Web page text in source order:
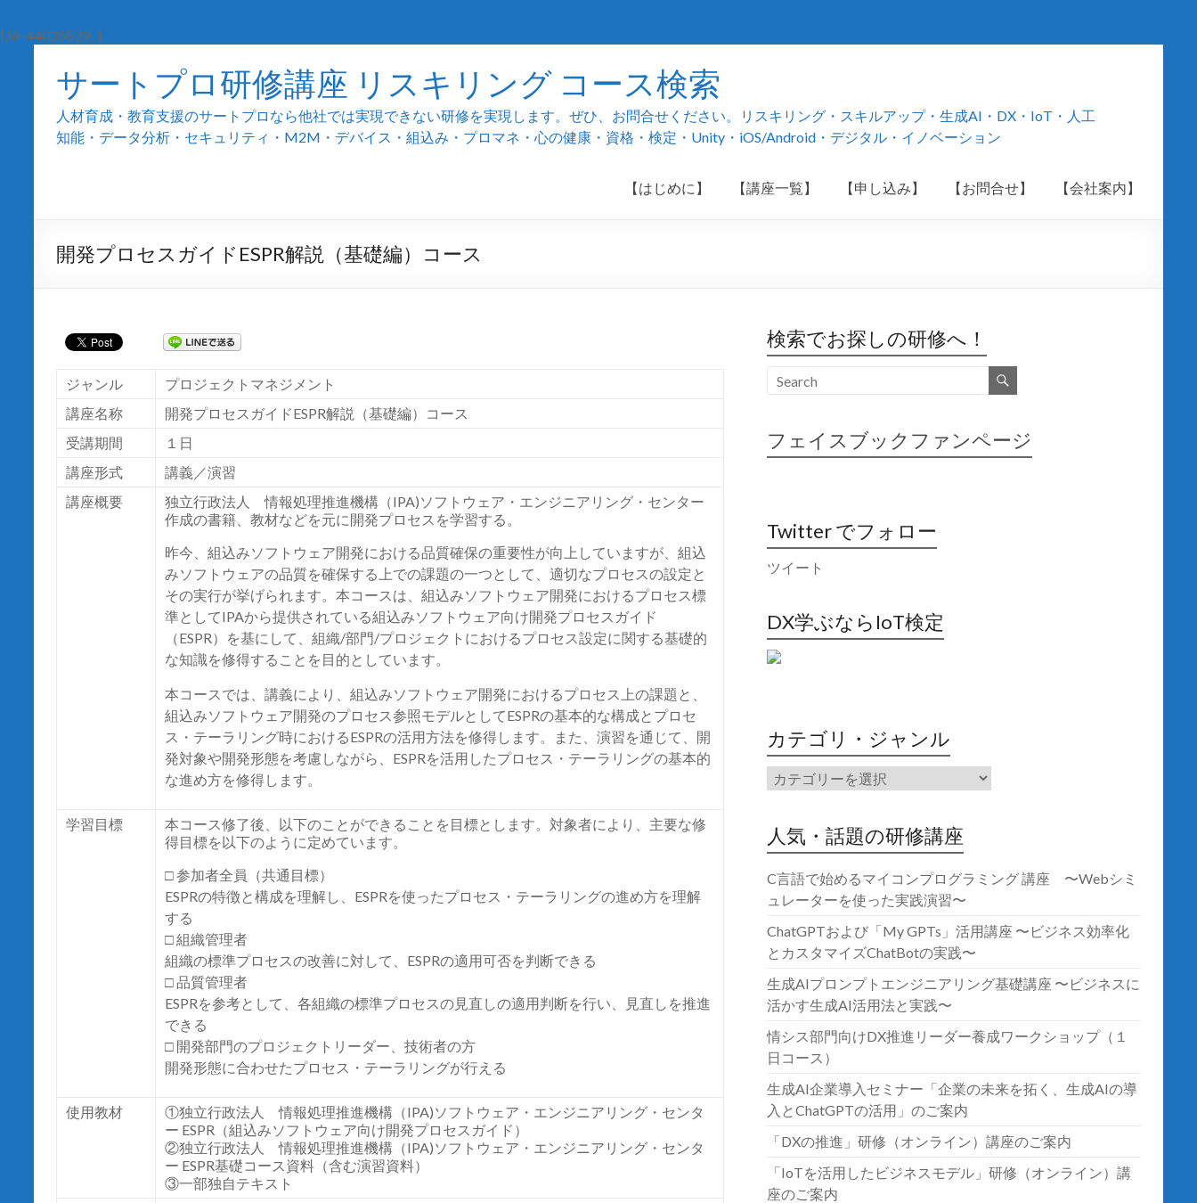
UA-44035539-1
サートプロ研修講座 リスキリング コース検索
人材育成・教育支援のサートプロなら他社では実現できない研修を実現します。ぜひ、お問合せください。リスキリング・スキルアップ・生成AI・DX・IoT・人工
知能・データ分析・セキュリティ・M2M・デバイス・組込み・プロマネ・心の健康・資格・検定・Unity・iOS/Android・デジタル・イノベーション
【はじめに】 【講座一覧】 【申し込み】 【お問合せ】 【会社案内】
開発プロセスガイドESPR解説（基礎編）コース
ジャンル
プロジェクトマネジメント
講座名称
開発プロセスガイドESPR解説（基礎編）コース
受講期間
１日
講座形式
講義／演習
講座概要
独立行政法人 情報処理推進機構（IPA)ソフトウェア・エンジニアリング・センター
作成の書籍、教材などを元に開発プロセスを学習する。
昨今、組込みソフトウェア開発における品質確保の重要性が向上していますが、組込
みソフトウェアの品質を確保する上での課題の一つとして、適切なプロセスの設定と
その実行が挙げられます。本コースは、組込みソフトウェア開発におけるプロセス標
準としてIPAから提供されている組込みソフトウェア向け開発プロセスガイド
（ESPR）を基にして、組織/部門/プロジェクトにおけるプロセス設定に関する基礎的
な知識を修得することを目的としています。
本コースでは、講義により、組込みソフトウェア開発におけるプロセス上の課題と、
組込みソフトウェア開発のプロセス参照モデルとしてESPRの基本的な構成とプロセ
ス・テーラリング時におけるESPRの活用方法を修得します。また、演習を通じて、開
発対象や開発形態を考慮しながら、 ESPRを活用したプロセス・テーラリングの基本的
な進め方を修得します。
学習目標
本コース修了後、以下のことができることを目標とします。対象者により、主要な修
得目標を以下のように定めています。
□ 参加者全員（共通目標）
ESPRの特徴と構成を理解し、ESPRを使ったプロセス・テーラリングの進め方を理解
する
□ 組織管理者
組織の標準プロセスの改善に対して、ESPRの適用可否を判断できる
□ 品質管理者
ESPRを参考として、各組織の標準プロセスの見直しの適用判断を行い、見直しを推進
できる
□ 開発部門のプロジェクトリーダー、技術者の方
開発形態に合わせたプロセス・テーラリングが行える
使用教材 ①独立行政法人 情報処理推進機構（IPA)ソフトウェア・エンジニアリング・センタ
ー ESPR （組込みソフトウェア向け開発プロセスガイド）
②独立行政法人 情報処理推進機構（IPA)ソフトウェア・エンジニアリング・センタ
ー ESPR基礎コース資料（含む演習資料）
③一部独自テキスト
検索でお探しの研修へ！
フェイスブックファンページ
Twitter でフォロー
ツイート
DX学ぶならIoT検定
カテゴリ・ジャンル
人気・話題の研修講座
C言語で始めるマイコンプログラミング 講座 〜Webシミ
ュレーターを使った実践演習〜
ChatGPTおよび「My GPTs」活用講座 〜ビジネス効率化
とカスタマイズChatBotの実践〜
生成AIプロンプトエンジニアリング基礎講座 〜ビジネスに
活かす生成AI活用法と実践〜
情シス部門向けDX推進リーダー養成ワークショップ（１
日コース）
生成AI企業導入セミナー「企業の未来を拓く、生成AIの導
入とChatGPTの活用」のご案内
「DXの推進」研修（オンライン）講座のご案内
「IoTを活用したビジネスモデル」研修（オンライン）講
座のご案内